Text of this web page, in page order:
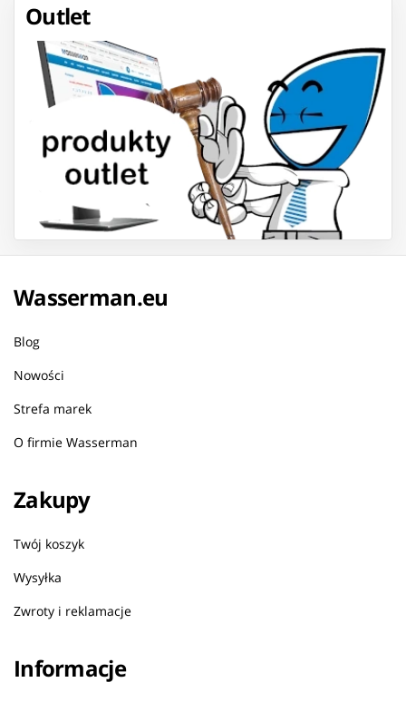
Outlet
Wasserman.eu
Blog
Nowości
Strefa marek
O firmie Wasserman
Zakupy
Twój koszyk
Wysyłka
Zwroty i reklamacje
Informacje